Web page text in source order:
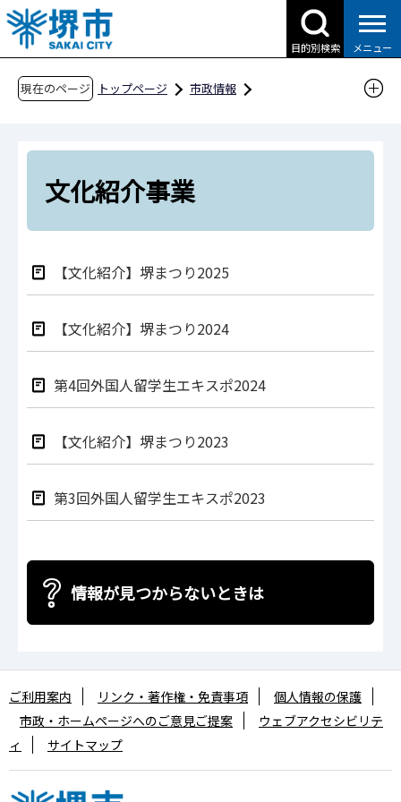
こ
の
ペ
目的別検索 メニュー
現在のページ トップページ
市政情報
アセアン諸国との交流
堺とアセアンとの交流
文化紹介事業
【文化紹介】堺まつり2025
【文化紹介】堺まつり2024
第4回外国人留学生エキスポ2024
【文化紹介】堺まつり2023
第3回外国人留学生エキスポ2023
情報が見つからないときは
ご利用案内 リンク・著作権・免責事項
個人情報の保護
市政・ホームページへのご意見ご提案
ウェブアクセシビリテ
ィ
サイトマップ